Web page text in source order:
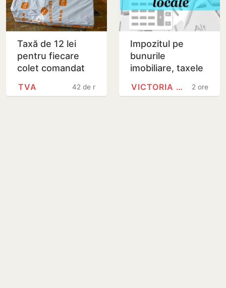
Taxă de 12 lei
pentru fiecare
colet comandat
internaționale42 de minute
TVA
Impozitul pe
bunurile
imobiliare, taxele
rutiere.
2 ore
VICTORIA BELOUS